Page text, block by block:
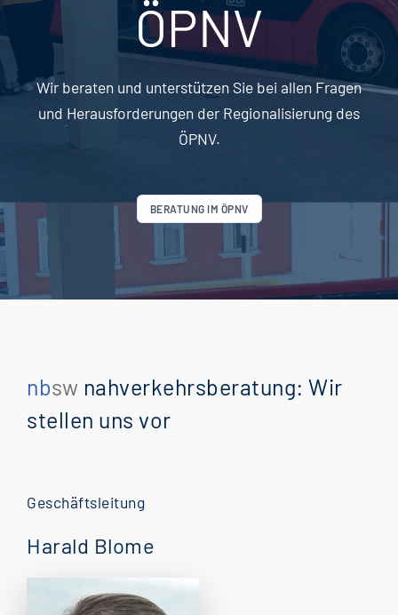
ÖPNV
Wir beraten und unterstützen Sie bei allen Fragen
und Herausforderungen der Regionalisierung des
ÖPNV.
BERATUNG IM ÖPNV
nbsw nahverkehrsberatung: Wir
stellen uns vor
Geschäftsleitung
Harald Blome